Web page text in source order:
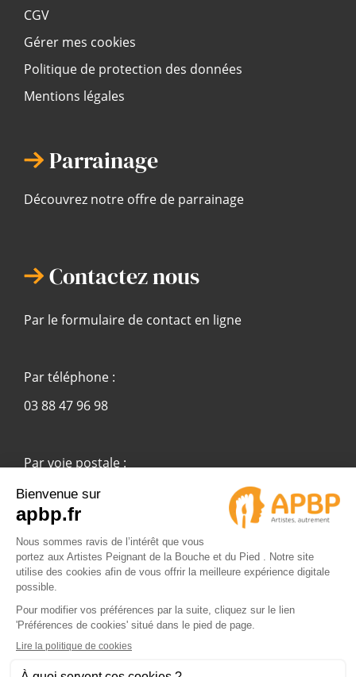
CGV
Gérer mes cookies
Politique de protection des données
Mentions légales
Parrainage
Découvrez notre offre de parrainage
Contactez nous
Par le formulaire de contact en ligne
Par téléphone :
03 88 47 96 98
Par voie postale :
APBP
37 route Ecospace - Molsheim
67955 Strasbourg Cedex 9